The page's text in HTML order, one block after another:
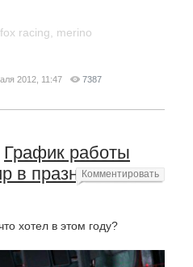
fox racing merino
2012, 11:47 7387
График работы
в празничные
хотел в этом году?
Комментировать